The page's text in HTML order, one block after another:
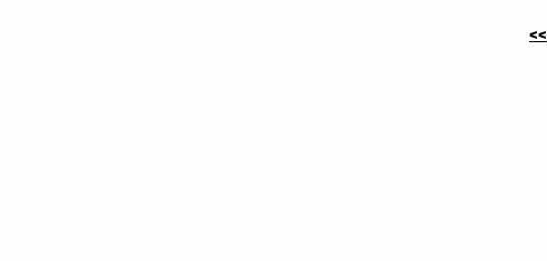
<<